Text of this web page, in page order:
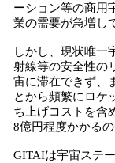
ーション等の商用
業の需要が急増し
しかし、現状唯一
射線等の安全性の
宙に滞在できず、
とから頻繁にロケ
ち上げコストを含
8億円程度かかるの
GITAIは宇宙ステ